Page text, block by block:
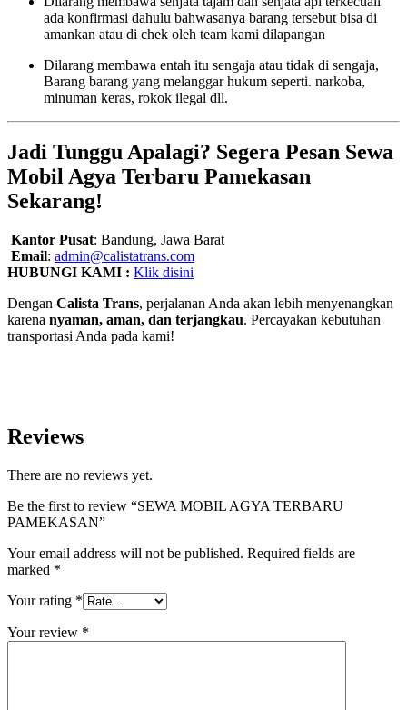
ada konfirmasi dahulu bahwasanya barang tersebut bisa di
amankan atau di chek oleh team kami dilapangan
Dilarang membawa entah itu sengaja atau tidak di sengaja,
Barang barang yang melanggar hukum seperti. narkoba,
minuman keras, rokok ilegal dll.
Jadi Tunggu Apalagi? Segera Pesan Sewa
Mobil Agya Terbaru Pamekasan
Sekarang!
Kantor Pusat: Bandung, Jawa Barat
Email: admin@calistatrans.com
HUBUNGI KAMI : Klik disini
Dengan Calista Trans, perjalanan Anda akan lebih menyenangkan
karena nyaman, aman, dan terjangkau. Percayakan kebutuhan
transportasi Anda pada kami!
Reviews
There are no reviews yet.
Be the first to review “SEWA MOBIL AGYA TERBARU
PAMEKASAN”
Your email address will not be published. Required fields are
marked *
Your rating *
Your review *